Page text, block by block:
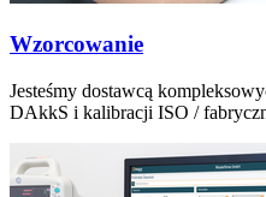
Wzorcowanie
Jesteśmy dostawcą
DAkkS i kalibracji ISO /